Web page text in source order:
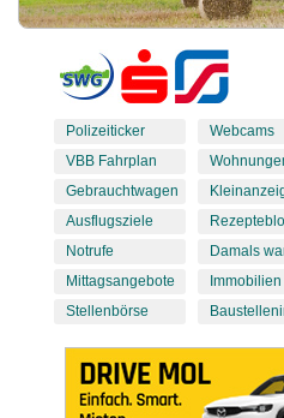
Polizeiticker
VBB Fahrplan
Gebrauchtwagen
Ausflugsziele
Notrufe
Mittagsangebote
Stellenbörse
Webcams
Damals
Immobilien